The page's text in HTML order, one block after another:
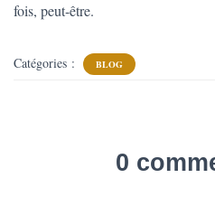
fois, peut-être.
Catégories : BLOG
0